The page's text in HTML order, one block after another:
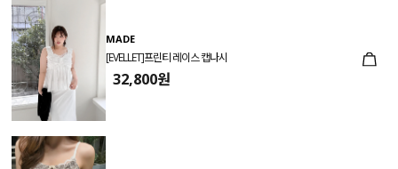
MADE
[EVELLET]프린티 레이스 캡나시
32,800원